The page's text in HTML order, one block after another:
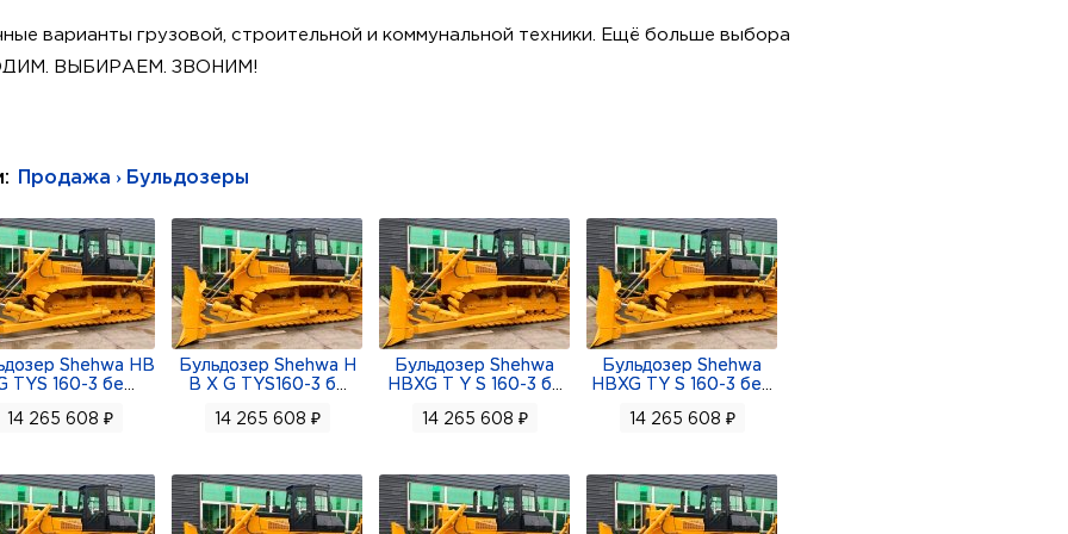
варианты грузовой, строительной и коммунальной техники. Ещё больше выбора
ВЫБИРАЕМ, ЗВОНИМ!
другие виды бульдозеров различных характеристик.
0-3.29 / 0-5.82 / 0-9.63 км/ч
4.28 / 0-7.59 / 0-12.53 км/ч
кг
(Tilt)
об/мин
с гидравлическим переключением под нагрузкой (3 вперед/3 назад)
Продажа › Бульдозеры
Shehwa HB
TYS 160-3 бе
14 265 608 ₽
Бульдозер Shehwa H
B X G TYS160-3 б
14 265 608 ₽
Бульдозер Shehwa
HBXG T Y S 160-3 б
14 265 608 ₽
Бульдозер Shehwa
HBXG TY S 160-3 бе
14 265 608 ₽